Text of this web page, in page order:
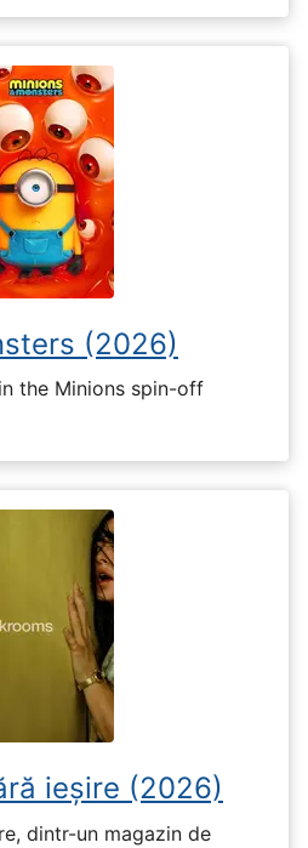
(2026)
the Minions spin-off
ieșire (2026)
dintr-un magazin de